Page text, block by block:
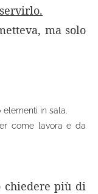
ma solo
elementi in sala.
come lavora e da
chiedere più di